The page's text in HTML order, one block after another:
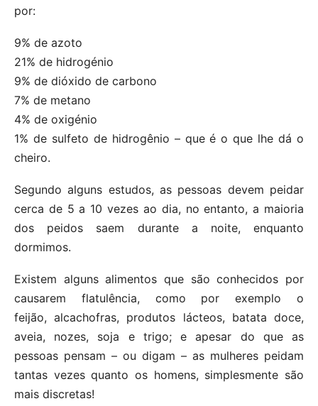
por:
9% de azoto
21% de hidrogénio
9% de dióxido de carbono
7% de metano
4% de oxigénio
1% de sulfeto de hidrogênio – que é o que lhe dá o
cheiro.
Segundo alguns estudos, as pessoas devem peidar
cerca de 5 a 10 vezes ao dia, no entanto, a maioria
dos peidos saem durante a noite, enquanto
dormimos.
Existem alguns alimentos que são conhecidos por
causarem flatulência, como por exemplo o
feijão, alcachofras, produtos lácteos, batata doce,
aveia, nozes, soja e trigo; e apesar do que as
pessoas pensam – ou digam – as mulheres peidam
tantas vezes quanto os homens, simplesmente são
mais discretas!